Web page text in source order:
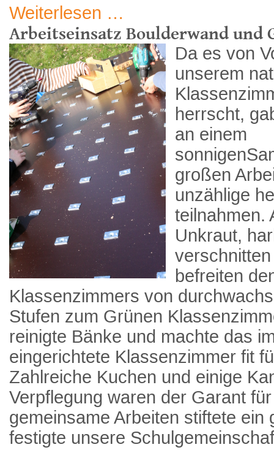
Weiterlesen …
Arbeitseinsatz Boulderwand und
Da es von
unserem
herrscht,
an einem
großen
unzählige
teilnahmen.
Unkraut,
befreiten
Klassenzimmers von
Stufen zum Grünen
reinigte Bänke und machte das
eingerichtete Klassenzimmer fit
Zahlreiche Kuchen und einige
Verpflegung waren der Garant
gemeinsame Arbeiten stiftete
festigte unsere